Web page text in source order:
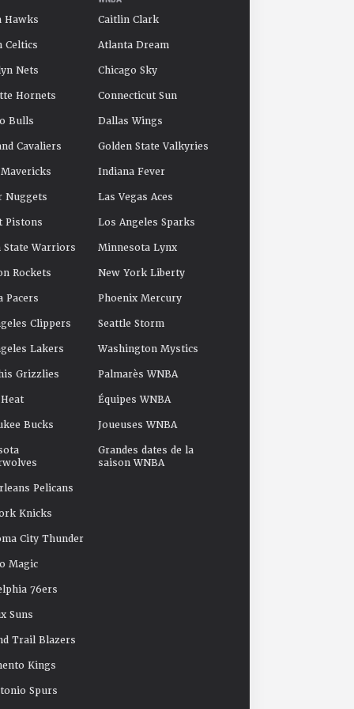
Hawks
Celtics
Nets
Hornets
Bulls
Cavaliers
Nuggets
Pistons
State Warriors
Rockets
Pacers
Clippers
Lakers
Grizzlies
Bucks
Pelicans
Knicks
City Thunder
Magic
76ers
Suns
Trail Blazers
Kings
Spurs
Caitlin Clark
Atlanta Dream
Chicago Sky
Connecticut Sun
Dallas Wings
Golden State Valkyries
Indiana Fever
Las Vegas Aces
Los Angeles Sparks
Minnesota Lynx
New York Liberty
Phoenix Mercury
Seattle Storm
Washington Mystics
Palmarès WNBA
Équipes WNBA
Joueuses WNBA
Grandes dates de la
saison WNBA